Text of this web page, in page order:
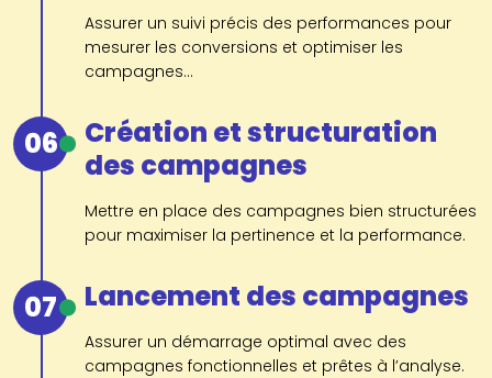
Assurer un suivi précis des performances pour
mesurer les conversions et optimiser les
campagnes...
06
Création et structuration
des campagnes
Mettre en place des campagnes bien structurées
pour maximiser la pertinence et la performance.
07 Lancement des campagnes
Assurer un démarrage optimal avec des
campagnes fonctionnelles et prêtes à l’analyse.